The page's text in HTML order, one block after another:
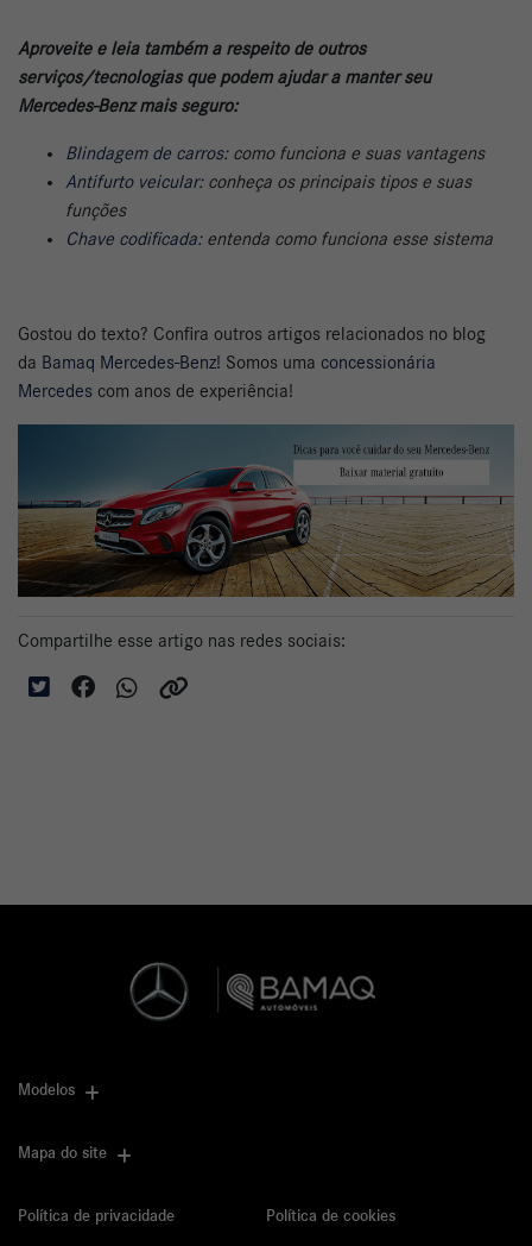
Aproveite e leia também a respeito de outros
serviços/tecnologias que podem ajudar a manter seu
Mercedes-Benz mais seguro:
Blindagem de carros: como funciona e suas vantagens
Antifurto veicular: conheça os principais tipos e suas
funções
Chave codificada: entenda como funciona esse sistema
Gostou do texto? Confira outros artigos relacionados no blog
da Bamaq Mercedes-Benz! Somos uma concessionária
Mercedes com anos de experiência!
Compartilhe esse artigo nas redes sociais:
Modelos
Mapa do site
Política de privacidade Política de cookies